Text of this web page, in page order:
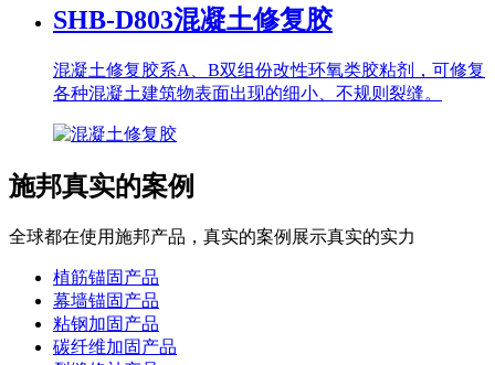
SHB-D803混凝土修复胶
混凝土修复胶系A、B双组份改性环氧类胶粘剂，可修复
各种混凝土建筑物表面出现的细小、不规则裂缝。
施邦真实的案例
全球都在使用施邦产品，真实的案例展示真实的实力
植筋锚固产品
幕墙锚固产品
粘钢加固产品
碳纤维加固产品